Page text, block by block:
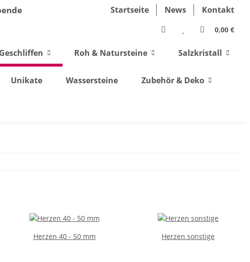
Startseite News Kontakt
0,00 €
Geschliffen Roh & Natursteine Salzkristall
Unikate Wassersteine Zubehör & Deko
Herzen 40 - 50 mm Herzen sonstige